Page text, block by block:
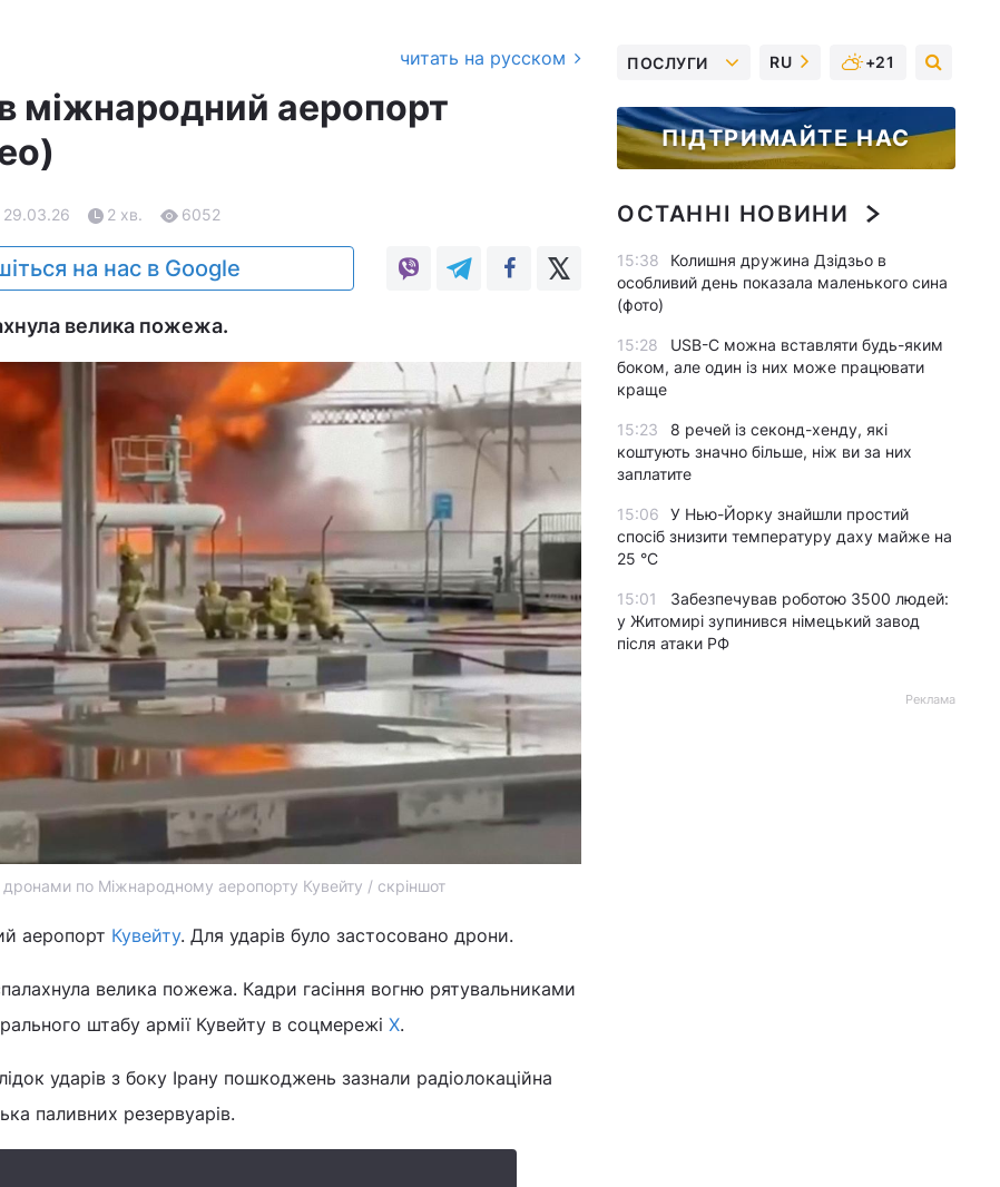
читать на русском
міжнародний аеропорт
29.03.26 2 хв. 6052
на нас в Google
велика пожежа.
дронами по Міжнародному аеропорту Кувейту / скріншот
аеропорт Кувейту. Для ударів було застосовано дрони.
велика пожежа. Кадри гасіння вогню рятувальниками
штабу армії Кувейту в соцмережі Х.
ударів з боку Ірану пошкоджень зазнали радіолокаційна
паливних резервуарів.
ПОСЛУГИ RU +21
ПІДТРИМАЙТЕ НАС
ОСТАННІ НОВИНИ
15:38
Колишня дружина Дзідзьо в
особливий день показала маленького сина
(фото)
15:28
USB-C можна вставляти будь-яким
боком, але один із них може працювати
краще
15:23
8 речей із секонд-хенду, які
коштують значно більше, ніж ви за них
заплатите
15:06
У Нью-Йорку знайшли простий
спосіб знизити температуру даху майже на
25 °C
15:01
Забезпечував роботою 3500 людей:
у Житомирі зупинився німецький завод
після атаки РФ
Реклама